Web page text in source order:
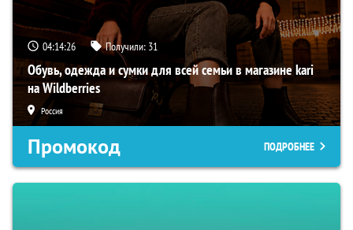
04:14:26 Получили: 31
Обувь, одежда и сумки для всей семьи в магазине kari
на Wildberries
Россия
Промокод ПОДРОБНЕЕ